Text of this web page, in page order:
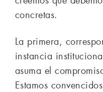
concretas.
La primera,
instancia
asuma el
Estamos